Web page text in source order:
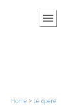
Home > Le opere